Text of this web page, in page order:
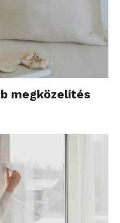
megközelítés